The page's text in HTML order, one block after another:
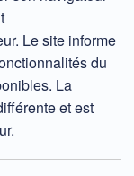
Le site informe
du
La
et est